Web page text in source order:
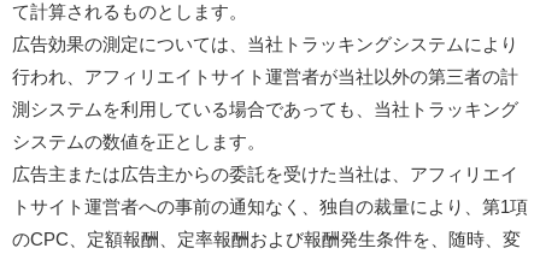
て計算されるものとします。
広告効果の測定については、当社トラッキングシステムにより
行われ、アフィリエイトサイト運営者が当社以外の第三者の計
測システムを利用している場合であっても、当社トラッキング
システムの数値を正とします。
広告主または広告主からの委託を受けた当社は、アフィリエイ
トサイト運営者への事前の通知なく、独自の裁量により、第1項
のCPC、定額報酬、定率報酬および報酬発生条件を、随時、変